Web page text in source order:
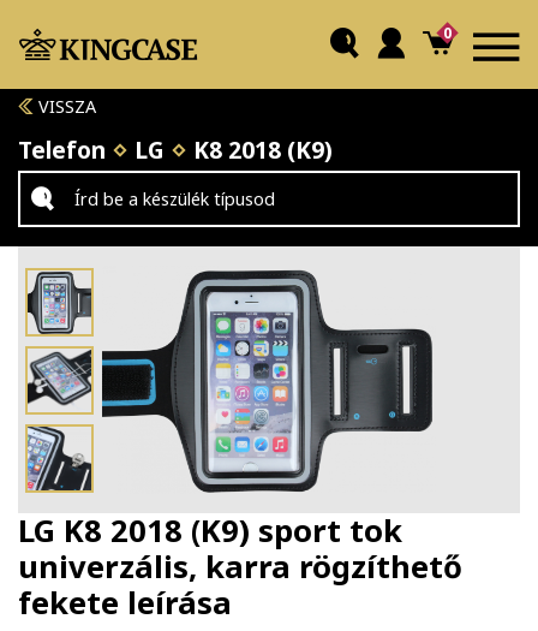
0
VISSZA
Telefon LG K8 2018 (K9)
LG K8 2018 (K9) sport tok
univerzális, karra rögzíthető
fekete leírása